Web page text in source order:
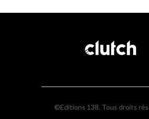
©Editions 138. Tous droits